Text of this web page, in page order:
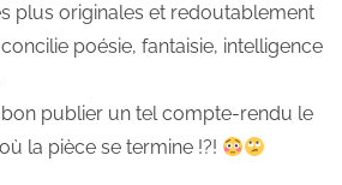
plus originales et redoutablement
poésie, fantaisie, intelligence
bon publier un tel compte-rendu le
la pièce se termine !?!